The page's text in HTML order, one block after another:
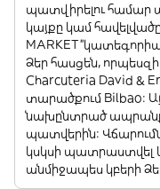
պատվիրելու համար
կայքը կամ
Ձեր հասցեն,
Charcuteria David &
տարածքում Bilbao:
նախընտրած
պատվերին:
կսկսի պատրաստվել
անմիջապես կբերի